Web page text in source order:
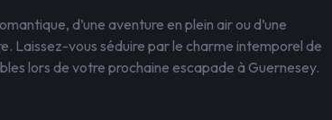
d’une aventure en plein air ou d’une
Laissez-vous séduire par le charme intemporel de
lors de votre prochaine escapade à Guernesey.